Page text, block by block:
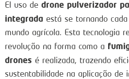
El uso de drone pulverizador
integrada está se tornando
mundo agrícola. Esta tecnologia
revolução na forma como a
drones é realizada, trazendo
sustentabilidade na aplicação de